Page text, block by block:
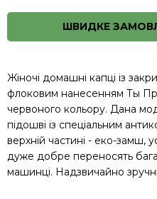
ШВИДКЕ
Жіночі домашні капці із
флоковим нанесенням Ты
червоного кольору. Дана
підошві із спеціальним
верхній частині - еко-замш,
дуже добре переносять
машинці. Надзвичайно